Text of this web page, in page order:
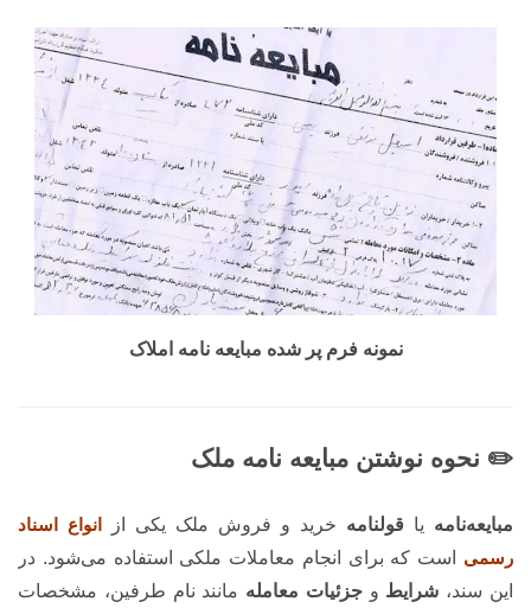
نمونه فرم پر شده مبایعه نامه املاک
✏️ نحوه نوشتن مبایعه نامه ملک
مبایعه‌نامه یا قولنامه خرید و فروش ملک یکی از انواع
اسناد
رسمی
است که برای انجام معاملات ملکی استفاده می‌شود. در
این سند، شرایط وجزئیات معامله مانند نام طرفین، مشخصات